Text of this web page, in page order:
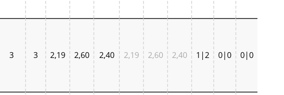
3 3 2,19 2,60 2,40 2,19 2,60 2,40 1|2 0|0 0|0